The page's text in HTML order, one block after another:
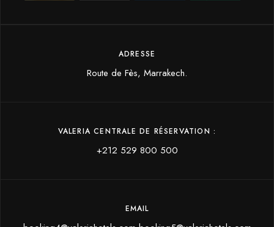
ADRESSE
Route de Fès, Marrakech.
VALERIA CENTRALE DE RÉSERVATION :
+212 529 800 500‬
EMAIL